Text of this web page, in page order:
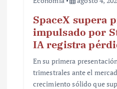
SpaceX supera
impulsado por
IA registra
En su primera
trimestrales ante el
crecimiento sólido que